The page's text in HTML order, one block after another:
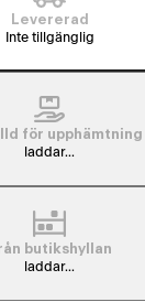
Levererad
Inte tillgänglig
för upphämtning
laddar...
butikshyllan
laddar...